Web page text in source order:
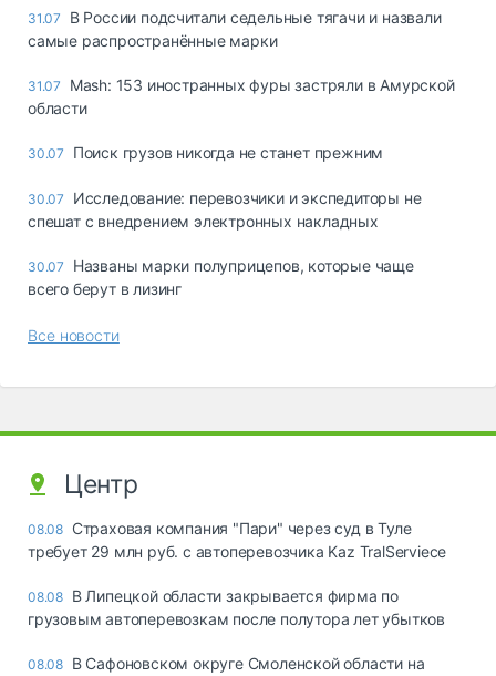
31.07
В России подсчитали седельные тягачи и назвали
самые распространённые марки
31.07
Mash: 153 иностранных фуры застряли в Амурской
области
30.07 Поиск грузов никогда не станет прежним
30.07
Исследование: перевозчики и экспедиторы не
спешат с внедрением электронных накладных
30.07
Названы марки полуприцепов, которые чаще
всего берут в лизинг
Все новости
Центр
08.08 Страховая компания "Пари" через суд в Туле
требует 29 млн руб. с автоперевозчика Kaz TralServiece
08.08 В Липецкой области закрывается фирма по
грузовым автоперевозкам после полутора лет убытков
08.08 В Сафоновском округе Смоленской области на